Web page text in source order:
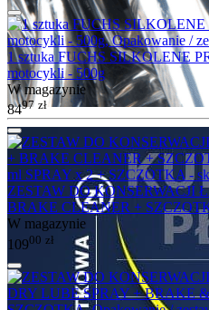
1 sztuka FUCHS SILKOLENE
motocykli - 500g
W magazynie
8497 zł
ZESTAW DO KONSERWACJI
BRAKE CLEANER +
W magazynie
10900 zł